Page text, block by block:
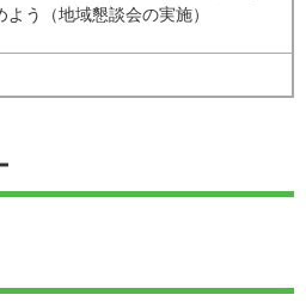
よう（地域懇談会の実施）